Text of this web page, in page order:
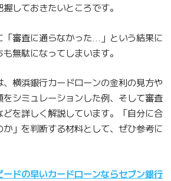
しておきたいところです。
「審査に通らなかった…」という結果に
無駄になってしまいます。
横浜銀行カードローンの金利の見方や
シミュレーションした例、そして審査
を詳しく解説しています。「自分に合
」を判断する材料として、ぜひ参考に
ドの早いカードローンならセブン銀行